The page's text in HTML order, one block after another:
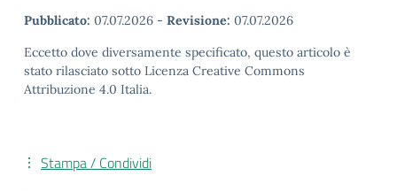
Pubblicato: 07.07.2026 - Revisione: 07.07.2026
Eccetto dove diversamente specificato, questo articolo è
stato rilasciato sotto Licenza Creative Commons
Attribuzione 4.0 Italia.
Stampa / Condividi